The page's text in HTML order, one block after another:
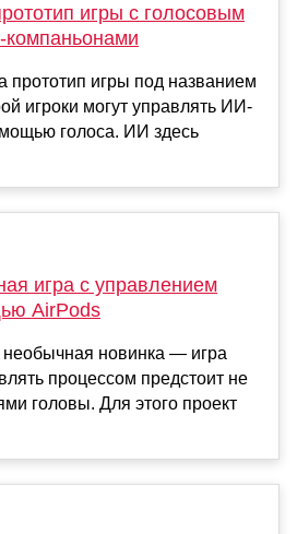
игры с голосовым
прототип игры под названием
игроки могут управлять ИИ-
голоса. ИИ здесь
игра с управлением
AirPods
новинка — игра
процессом предстоит не
головы. Для этого проект